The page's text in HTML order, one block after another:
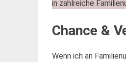
in zahlreiche
Chance &
Wenn ich an